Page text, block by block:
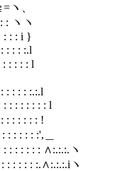
、
ヽ
i }
: :.l
: : : : : l
: :.:.l
: : : l
: : !
: :',＿
: ∧:.:.:.ヽ
: :.∧:.:.:.iヽ